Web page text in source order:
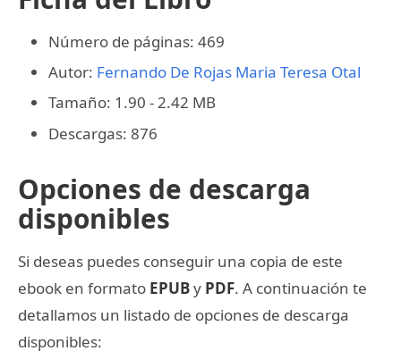
Número de páginas: 469
Autor: Fernando De Rojas Maria Teresa Otal
Tamaño: 1.90 - 2.42 MB
Descargas: 876
Opciones de descarga
disponibles
Si deseas puedes conseguir una copia de este
ebook en formato EPUBy PDF. A continuación te
detallamos un listado de opciones de descarga
disponibles: